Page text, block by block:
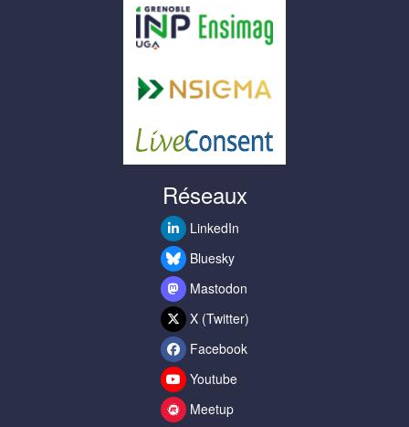
Réseaux
LinkedIn
Bluesky
Mastodon
X (Twitter)
Facebook
Youtube
Meetup